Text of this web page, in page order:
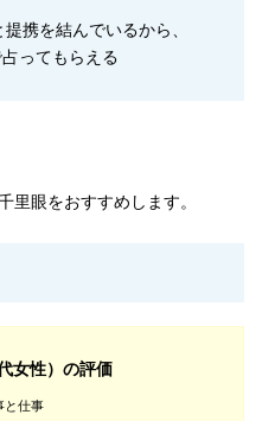
携を結んでいるから、
ってもらえる
里眼をおすすめします。
女性）の評価
と仕事